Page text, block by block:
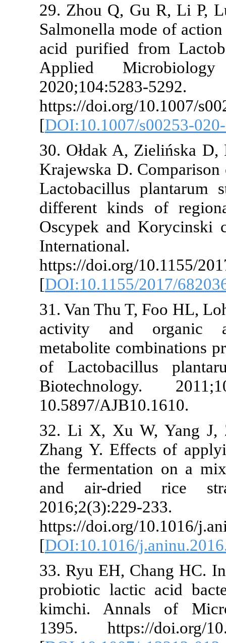
29. Zhou Q,
Salmonella
acid purified
Applied
https://
[
30. Ołdak A,
Krajewska D.
different
Oscypek and
https://
[
31. Van Thu
activity
metabolite
of
10.5897/
32. Li X, Xu
Zhang Y.
the
and air-
https://
[
33. Ryu EH,
probiotic
kimchi.
1395.